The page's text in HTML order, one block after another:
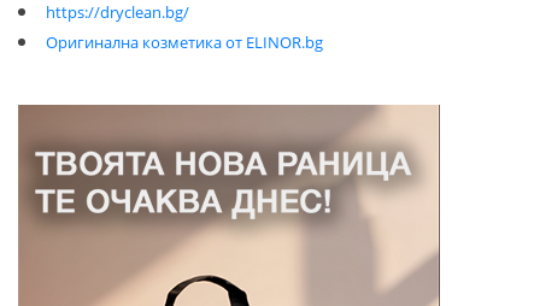
https://dryclean.bg/
Оригинална козметика от ELINOR.bg